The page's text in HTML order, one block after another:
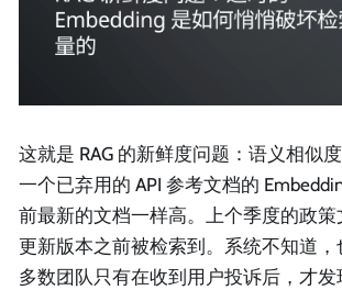
这就是 RAG 的新鲜度问题：语义相似
一个已弃用的 API 参考文档的
前最新的文档一样高。上个季度的政
更新版本之前被检索到。系统不知道
多数团队只有在收到用户投诉后，才